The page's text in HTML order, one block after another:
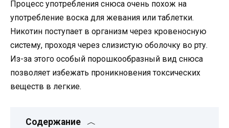
Процесс употребления снюса очень похож на
употребление воска для жевания или таблетки.
Никотин поступает в организм через кровеносную
систему, проходя через слизистую оболочку во рту.
Из-за этого особый порошкообразный вид снюса
позволяет избежать проникновения токсических
веществ в легкие.
Содержание